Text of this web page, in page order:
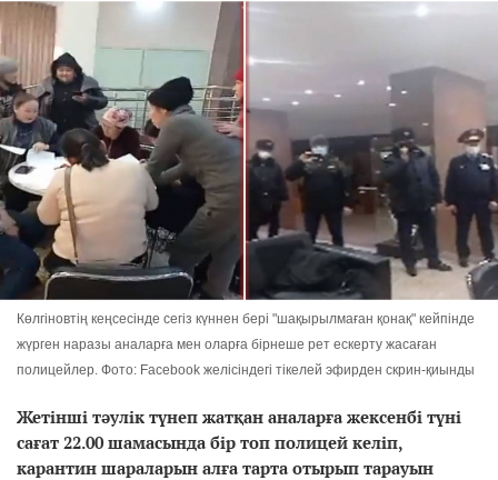
Көлгіновтің кеңсесінде сегіз күннен бері "шақырылмаған қонақ" кейпінде
жүрген наразы аналарға мен оларға бірнеше рет ескерту жасаған
полицейлер. Фото: Facebook желісіндегі тікелей эфирден скрин-қиынды
Жетінші тәулік түнеп жатқан аналарға жексенбі түні
сағат 22.00 шамасында бір топ полицей келіп,
карантин шараларын алға тарта отырып тарауын